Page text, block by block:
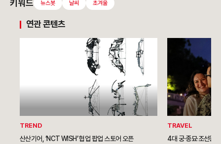
키워드 뉴스봇 날씨 초겨울
연관 콘텐츠
TREND
산산기어, ‘NCT WISH’ 협업 팝업 스토어 오픈
TRAVEL
4대 궁·종묘·조선왕